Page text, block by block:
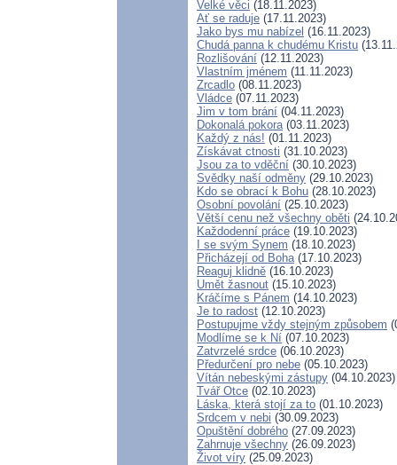
Velké věci (18.11.2023)
Ať se raduje (17.11.2023)
Jako bys mu nabízel (16.11.2023)
Chudá panna k chudému Kristu
Rozlišování (12.11.2023)
Vlastním jménem (11.11.2023)
Zrcadlo (08.11.2023)
Vládce (07.11.2023)
Jim v tom brání (04.11.2023)
Dokonalá pokora(03.11.2023)
Každý z nás! (01.11.2023)
Získávat ctnosti (31.10.2023)
Jsou za to vděční (30.10.2023)
Svědky naší odměny (29.10.2023)
Kdo se obrací k Bohu (28.10.2023)
Osobní povolání (25.10.2023)
Větší cenu než všechny oběti
Každodenní práce (19.10.2023)
I se svým Synem (18.10.2023)
Přicházejí od Boha(17.10.2023)
Reaguj klidně (16.10.2023)
Umět žasnout (15.10.2023)
Kráčíme s Pánem (14.10.2023)
Je to radost (12.10.2023)
Postupujme vždy stejným způsobem
Modlíme se k Ní (07.10.2023)
Zatvrzelé srdce (06.10.2023)
Předurčení pro nebe (05.10.2023)
Vítán nebeskými zástupy (04.10.2023)
Tvář Otce (02.10.2023)
Láska, která stojí za to (01.10.2023)
Srdcem v nebi (30.09.2023)
Opuštění dobrého (27.09.2023)
Zahrnuje všechny (26.09.2023)
Život víry (25.09.2023)